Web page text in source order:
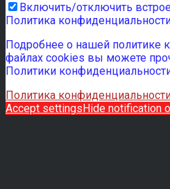
Включить/отключить
Политика
Подробнее о нашей политике
файлах cookies вы можете
Политики
Политика
Accept settings Hide notification